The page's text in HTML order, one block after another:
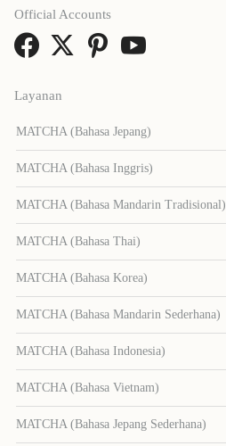
Layanan
MATCHA (Bahasa Jepang)
MATCHA (Bahasa Inggris)
MATCHA (Bahasa Mandarin Tradisional)
MATCHA (Bahasa Thai)
MATCHA (Bahasa Korea)
MATCHA (Bahasa Mandarin Sederhana)
MATCHA (Bahasa Indonesia)
MATCHA (Bahasa Vietnam)
MATCHA (Bahasa Jepang Sederhana)
Official Accounts